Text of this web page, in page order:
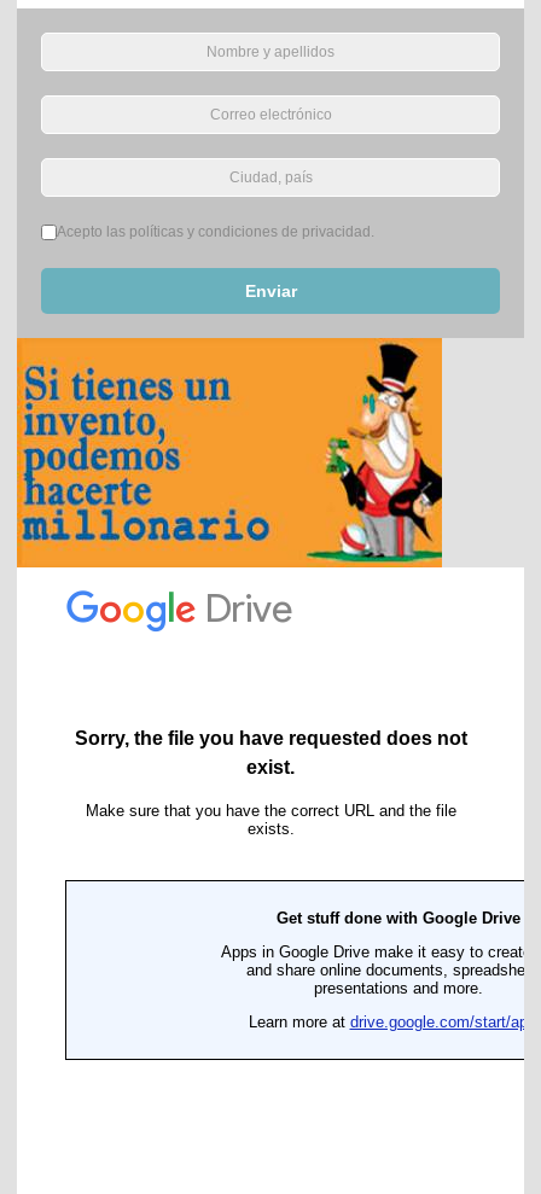
Términos del servicio*
Acepto las políticas y condiciones de privacidad.
Enviar